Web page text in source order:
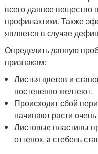
всего данное вещество
профилактики. Также
является в случае
Определить данную
признакам:
Листья цветов и
постепенно желтеют.
Происходит сбой
начинают расти
Листовые пластины
оттенок, а стебель